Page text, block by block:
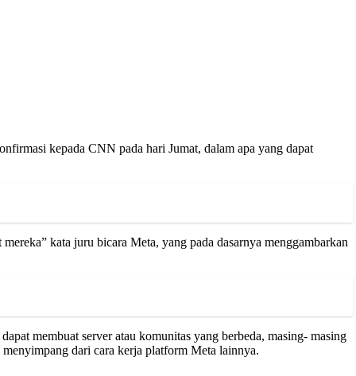
kepada CNN pada hari Jumat, dalam apa yang dapat
kata juru bicara Meta, yang pada dasarnya menggambarkan
membuat server atau komunitas yang berbeda, masing- masing
dari cara kerja platform Meta lainnya.